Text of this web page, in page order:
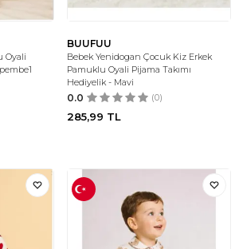
Oyali
BUUFUU
Bebek Yenidogan Çocuk Kiz Erkek
Pamuklu Oyali Pijama Takımı
Hediyelik - Mavi
0.0 (0)
285,99 TL